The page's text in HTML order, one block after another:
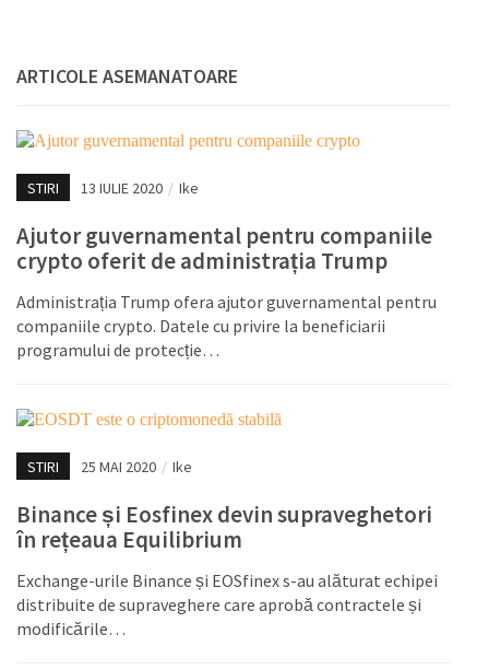
ARTICOLE ASEMANATOARE
STIRI 13 IULIE 2020 / Ike
Ajutor guvernamental pentru companiile
crypto oferit de administrația Trump
Administrația Trump ofera ajutor guvernamental pentru
companiile crypto. Datele cu privire la beneficiarii
programului de protecție…
STIRI 25 MAI 2020 / Ike
Binance și Eosfinex devin supraveghetori
în rețeaua Equilibrium
Exchange-urile Binance și EOSfinex s-au alăturat echipei
distribuite de supraveghere care aprobă contractele și
modificările…